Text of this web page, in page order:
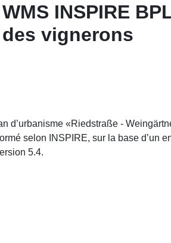
WMS INSPIRE
des vignerons
d’urbanisme «Riedstraße -
selon INSPIRE, sur la base d’un
5.4.